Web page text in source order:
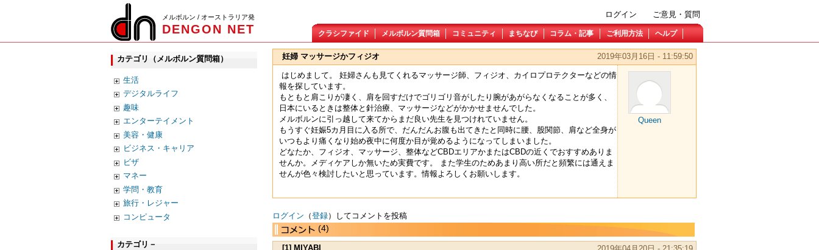
メルボルン / オーストラリア発
DENGON NET
ご意見・質問
ログイン
クラシファイド メルボルン質問箱 コミュニティ まちなび コラム・記事 ご利用方法 ヘルプ
カテゴリ（メルボルン質問箱）
生活
デジタルライフ
趣味
エンターテイメント
美容・健康
ビジネス・キャリア
ビザ
マネー
学問・教育
旅行・レジャー
コンピュータ
カテゴリ－
妊婦 マッサージかフィジオ 2019年03月16日 - 11:59:50
はじめまして。 妊婦さんも見てくれるマッサージ師、フィジオ、カイロプロテクターなどの情
報を探しています。
もともと肩こりが凄く、肩を回すだけでゴリゴリ音がしたり腕があがらなくなることが多く、
日本にいるときは整体と針治療、マッサージなどがかかせませんでした。
メルボルンに引っ越して来てからまだ良い先生を見つけれていません。
もうすぐ妊娠5カ月目に入る所で、だんだんお腹も出てきたと同時に腰、股関節、肩など全身が
いつもより痛くなり始め夜中に何度か目が覚めるようになってしまいました。
どなたか、フィジオ、マッサージ、整体などCBDエリアかまたはCBDの近くでおすすめありま
せんか。メディケアしか無いため実費です。 また学生のためあまり高い所だと頻繁には通えま
せんが色々検討したいと思っています。情報よろしくお願いします。
Queen
ログイン （登録）してコメントを投稿
(4)
[1] MIYABI